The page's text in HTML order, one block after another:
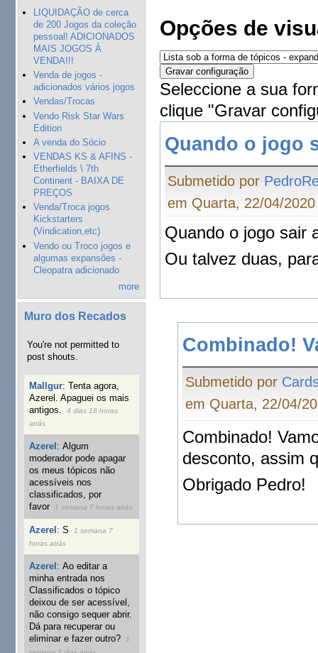
LIQUIDAÇÃO de cerca
de 200 Jogos da coleção
pessoal! ADICIONADOS
MAIS JOGOS À
VENDA!!!
Venda de jogos -
adicionados vários jogos
Vendas/Trocas
Vendo Risk Star Wars
Edition
A venda do Sócio
VENDAS KS & AFINS -
Etherfields \ 7th
Continent - BAIXA DE
PREÇOS
Venda/Troca jogos
Kickstarters
(Vindication,etc)
Vendo ou Troco jogos e
algumas expansões -
Cleopatra adicionado
more
Muro dos Recados
You're not permitted to
post shouts.
Mallgur:Tenta agora,
Azerel. Apaguei os mais
antigos.
4 dias 18 horas
atrás
Azerel :Algum
moderador pode apagar
os meus tópicos não
acessíveis nos
classificados, por
favor
1 semana 7 horas atrás
Azerel :S
1 semana 7
horas atrás
Azerel :Ao editar a
minha entrada nos
Classificados o tópico
deixou de ser acessível,
não consigo sequer abrir.
Dá para recuperar ou
eliminar e fazer outro?
1
Opções de
Seleccione a sua
clique "Gravar
Quando o jogo
Submetido por
em Quarta, 22/04/
Quando o jogo sair
Ou talvez duas,
Combinado!
Submetido por
em Quarta, 22/04/
Combinado!
desconto, assim
Obrigado Pedro!